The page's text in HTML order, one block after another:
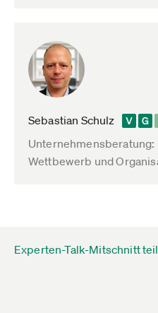
Sebastian Schulz
Unternehmensberatung:
Wettbewerb und
Experten-Talk-Mitschnitt